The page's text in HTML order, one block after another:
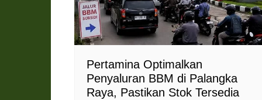
Pertamina Optimalkan
Penyaluran BBM di Palangka
Raya, Pastikan Stok Tersedia